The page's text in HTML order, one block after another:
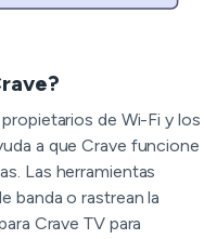
de Wi-Fi y los
a que Crave funcione
Las herramientas
banda o rastrean la
Crave TV para